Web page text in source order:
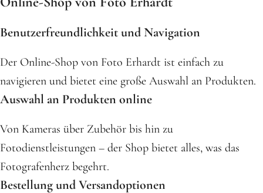
Benutzerfreundlichkeit und Navigation
Der Online-Shop von Foto Erhardt ist einfach zu
navigieren und bietet eine große Auswahl an Produkten.
Auswahl an Produkten online
Von Kameras über Zubehör bis hin zu
Fotodienstleistungen – der Shop bietet alles, was das
Fotografenherz begehrt.
Bestellung und Versandoptionen